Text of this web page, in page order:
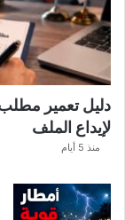
دليل تعمير
لإيداع الملف
منذ 5 أيام